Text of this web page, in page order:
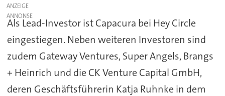
ANZEIGE
Als Lead-Investor ist Capacura bei Hey Circle
eingestiegen. Neben weiteren Investoren sind
zudem Gateway Ventures, Super Angels, Brangs
+ Heinrich und die CK Venture Capital GmbH,
deren Geschäftsführerin Katja Ruhnke in dem